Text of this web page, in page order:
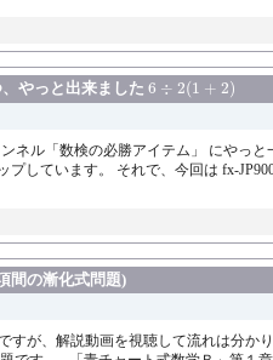
やっと出来ました 6 ÷ 2(1 + 2)
6÷2(1+2)
ネル「数検の必勝アイテム」 にやっ
プしています。 それで、今回は fx-
間の漸化式問題)
すが、解説動画を視聴して流れは分